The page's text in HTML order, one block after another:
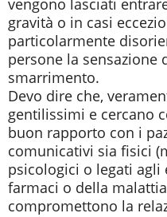
vengono lasciati
gravità o in casi
particolarmente
persone la sensazione
smarrimento.
Devo dire che,
gentilissimi e cercano
buon rapporto con i
comunicativi sia fisici
psicologici o legati
farmaci o della
compromettono la